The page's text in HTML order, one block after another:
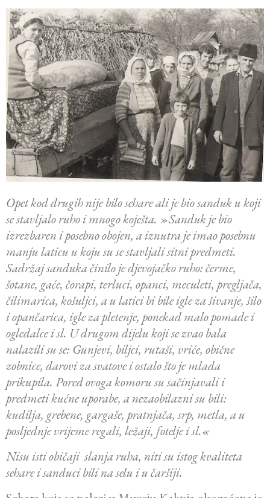
Opet kod drugih nije bilo sehare ali je bio sanduk u koji
se stavljalo ruho i mnogo koješta. »Sanduk je bio
izrezbaren i posebno obojen, a iznutra je imao posebnu
manju laticu u koju su se stavljali sitni predmeti.
Sadržaj sanduka činilo je djevojačko ruho: čerme,
šotane, gaće, čorapi, terluci, opanci, meculeti, pregljača,
čilimarica, košuljci, a u latici bi bile igle za šivanje, šilo
i opančarica, igle za pletenje, ponekad malo pomade i
ogledalce i sl. U drugom dijelu koji se zvao bala
nalazili su se: Gunjevi, biljci, rutaši, vriće, obične
zobnice, darovi za svatove i ostalo što je mlada
prikupila. Pored ovoga komoru su sačinjavali i
predmeti kućne uporabe, a nezaobilazni su bili:
kudilja, grebene, gargaše, pratnjača, srp, metla, a u
posljednje vrijeme regali, ležaji, fotelje i sl.«
Nisu isti običaji slanja ruha, niti su istog kvaliteta
sehare i sanduci bili na selu i u čaršiji.